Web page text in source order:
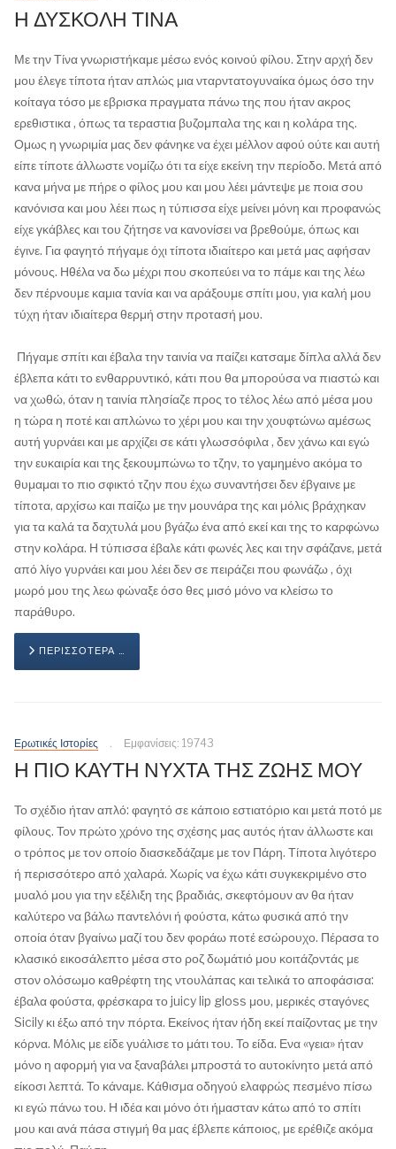
Η ΔΥΣΚΟΛΗ ΤΙΝΑ
Με την Τίνα γνωριστήκαμε μέσω ενός κοινού φίλου. Στην αρχή δεν
μου έλεγε τίποτα ήταν απλώς μια νταρντατογυναίκα όμως όσο την
κοίταγα τόσο με εβρισκα πραγματα πάνω της που ήταν ακρος
ερεθιστικα , όπως τα τεραστια βυζομπαλα της και η κολάρα της.
Ομως η γνωριμία μας δεν φάνηκε να έχει μέλλον αφού ούτε και αυτή
είπε τίποτε άλλωστε νομίζω ότι τα είχε εκείνη την περίοδο. Μετά από
κανα μήνα με πήρε ο φίλος μου και μου λέει μάντεψε με ποια σου
κανόνισα και μου λέει πως η τύπισσα είχε μείνει μόνη και προφανώς
είχε γκάβλες και του ζήτησε να κανονίσει να βρεθούμε, όπως και
έγινε. Για φαγητό πήγαμε όχι τίποτα ιδιαίτερο και μετά μας αφήσαν
μόνους. Ηθέλα να δω μέχρι που σκοπεύει να το πάμε και της λέω
δεν πέρνουμε καμια τανία και να αράξουμε σπίτι μου, για καλή μου
τύχη ήταν ιδιαίτερα θερμή στην προτασή μου.
Πήγαμε σπίτι και έβαλα την ταινία να παίζει κατσαμε δίπλα αλλά δεν
έβλεπα κάτι το ενθαρρυντικό, κάτι που θα μπορούσα να πιαστώ και
να χωθώ, όταν η ταινία πλησίαζε προς το τέλος λέω από μέσα μου
η τώρα η ποτέ και απλώνω το χέρι μου και την χουφτώνω αμέσως
αυτή γυρνάει και με αρχίζει σε κάτι γλωσσόφιλα , δεν χάνω και εγώ
την ευκαιρία και της ξεκουμπώνω το τζην, το γαμημένο ακόμα το
θυμαμαι το πιο σφικτό τζην που έχω συναντήσει δεν έβγαινε με
τίποτα, αρχίσω και παίζω με την μουνάρα της και μόλις βράχηκαν
για τα καλά τα δαχτυλά μου βγάζω ένα από εκεί και της το καρφώνω
στην κολάρα. Η τύπισσα έβαλε κάτι φωνές λες και την σφάζανε, μετά
από λίγο γυρνάει και μου λέει δεν σε πειράζει που φωνάζω , όχι
μωρό μου της λεω φώναξε όσο θες μισό μόνο να κλείσω το
παράθυρο.
ΠΕΡΙΣΣΌΤΕΡΑ …
Ερωτικές Ιστορίες Εμφανίσεις: 19743
Η ΠΙΟ ΚΑΥΤΗ ΝΥΧΤΑ ΤΗΣ ΖΩΗΣ ΜΟΥ
Το σχέδιο ήταν απλό: φαγητό σε κάποιο εστιατόριο και μετά ποτό με
φίλους. Τον πρώτο χρόνο της σχέσης μας αυτός ήταν άλλωστε και
ο τρόπος με τον οποίο διασκεδάζαμε με τον Πάρη. Τίποτα λιγότερο
ή περισσότερο από χαλαρά. Χωρίς να έχω κάτι συγκεκριμένο στο
μυαλό μου για την εξέλιξη της βραδιάς, σκεφτόμουν αν θα ήταν
καλύτερο να βάλω παντελόνι ή φούστα, κάτω φυσικά από την
οποία όταν βγαίνω μαζί του δεν φοράω ποτέ εσώρουχο. Πέρασα το
κλασικό εικοσάλεπτο μέσα στο ροζ δωμάτιό μου κοιτάζοντάς με
στον ολόσωμο καθρέφτη της ντουλάπας και τελικά το αποφάσισα:
έβαλα φούστα, φρέσκαρα το juicy lip gloss μου, μερικές σταγόνες
Sicily κι έξω από την πόρτα. Εκείνος ήταν ήδη εκεί παίζοντας με την
κόρνα. Μόλις με είδε γυάλισε το μάτι του. Το είδα. Ενα «γεια» ήταν
μόνο η αφορμή για να ξαναβάλει μπροστά το αυτοκίνητο μετά από
είκοσι λεπτά. Το κάναμε. Κάθισμα οδηγού ελαφρώς πεσμένο πίσω
κι εγώ πάνω του. Η ιδέα και μόνο ότι ήμασταν κάτω από το σπίτι
μου και ανά πάσα στιγμή θα μας έβλεπε κάποιος, με ερέθιζε ακόμα